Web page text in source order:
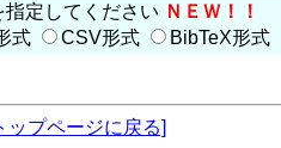
定してください ＮＥＷ！！
式 CSV形式 BibTeX形式
ップページに戻る]